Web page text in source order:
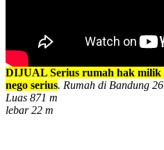
DIJUAL Serius rumah hak milik
nego serius. Rumah di Bandung
Luas 871 m
lebar 22 m